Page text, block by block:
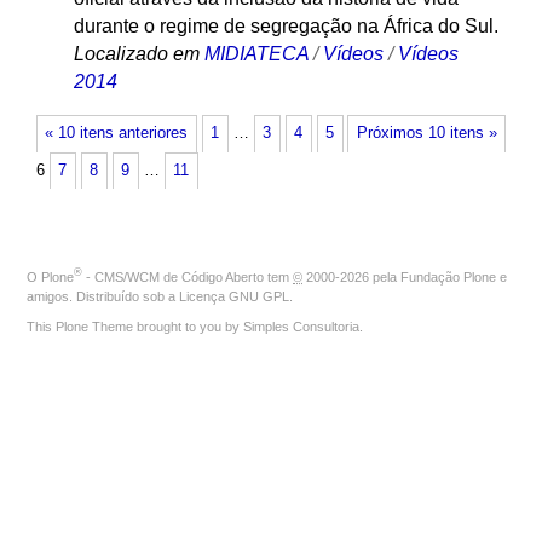
durante o regime de segregação na África do Sul.
Localizado em MIDIATECA /Vídeos /Vídeos
2014
« 10 itens anteriores Próximos 10 itens »
1 … 3 4 5
6 7 8 9 … 11
O Plone® - CMS/WCM de Código Aberto tem © 2000-2026 pela Fundação Plone e
amigos. Distribuído sob a Licença GNU GPL
This Plone Theme brought to you by Simples Consultoria